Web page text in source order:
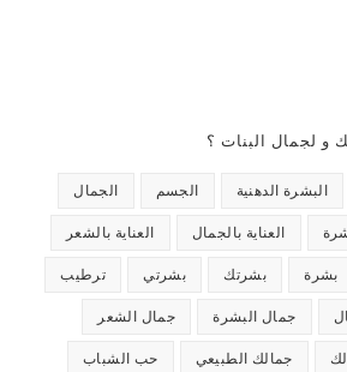
و لجمال البنات ؟
البشرة الدهنية الجسم الجمال
العناية بالجمال العناية بالشعر
بشرة بشرتك بشرتي ترطيب
جمال البشرة جمال الشعر
جمالك الطبيعي حب الشباب